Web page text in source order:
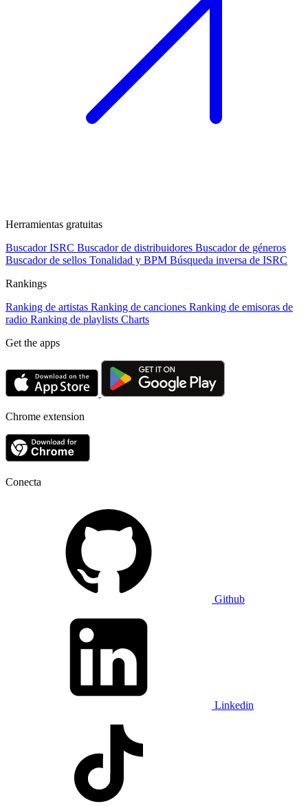
Herramientas gratuitas
Buscador ISRC Buscador de distribuidores Buscador de géneros
Buscador de sellos Tonalidad y BPM Búsqueda inversa de ISRC
Rankings
Ranking de artistas Ranking de canciones Ranking de emisoras de
radio Ranking de playlists Charts
Get the apps
Chrome extension
Conecta
Github
Linkedin